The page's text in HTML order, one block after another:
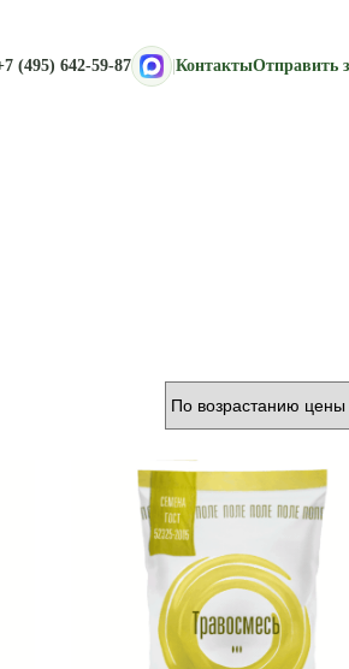
(495) 642-59-87 | КонтактыОтправить